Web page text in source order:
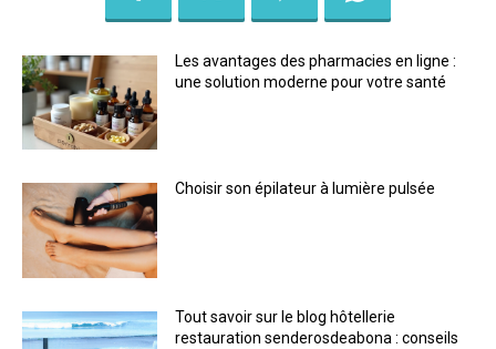
Les avantages des pharmacies en ligne :
une solution moderne pour votre santé
Choisir son épilateur à lumière pulsée
Tout savoir sur le blog hôtellerie
restauration senderosdeabona : conseils